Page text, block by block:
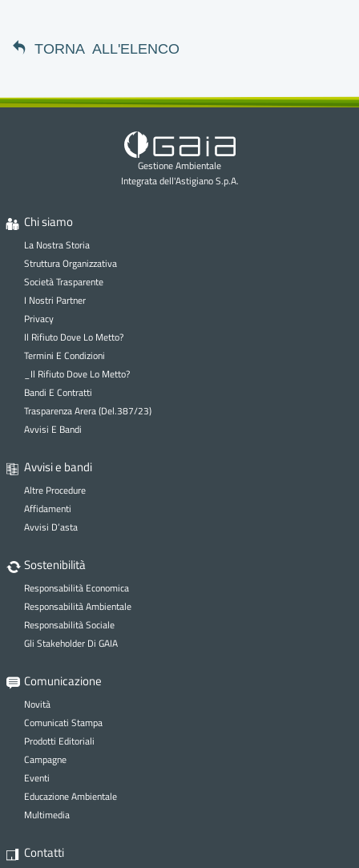
TORNA ALL'ELENCO
Gestione Ambientale
Integrata dell'Astigiano S.p.A.
Chi siamo
La Nostra Storia
Struttura Organizzativa
Società Trasparente
I Nostri Partner
Privacy
Il Rifiuto Dove Lo Metto?
Termini E Condizioni
_Il Rifiuto Dove Lo Metto?
Bandi E Contratti
Trasparenza Arera (Del.387/23)
Avvisi E Bandi
Avvisi e bandi
Altre Procedure
Affidamenti
Avvisi D’asta
Sostenibilità
Responsabilità Economica
Responsabilità Ambientale
Responsabilità Sociale
Gli Stakeholder Di GAIA
Comunicazione
Novità
Comunicati Stampa
Prodotti Editoriali
Campagne
Eventi
Educazione Ambientale
Multimedia
Contatti